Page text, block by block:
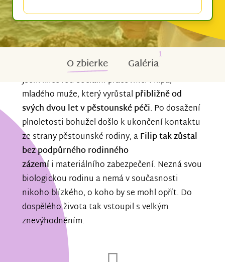
O zbierke Galéria
1
Jsem klíčovou sociální pracovnicí Filipa,
mladého muže, který vyrůstal přibližně od
svých dvou let v pěstounské péči. Po dosažení
plnoletosti bohužel došlo k ukončení kontaktu
ze strany pěstounské rodiny, aFilip tak zůstal
bez podpůrného rodinného
zázemíi materiálního zabezpečení. Nezná svou
biologickou rodinu a nemá v současnosti
nikoho blízkého, o koho by se mohl opřít. Do
dospělého života tak vstoupil s velkým
znevýhodněním.